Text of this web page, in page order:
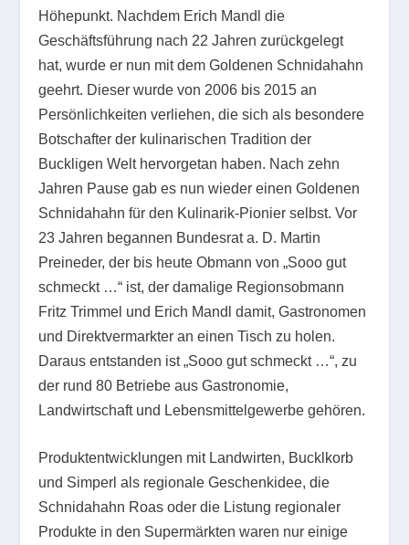
Höhepunkt. Nachdem Erich Mandl die
Geschäftsführung nach 22 Jahren zurückgelegt
hat, wurde er nun mit dem Goldenen Schnidahahn
geehrt. Dieser wurde von 2006 bis 2015 an
Persönlichkeiten verliehen, die sich als besondere
Botschafter der kulinarischen Tradition der
Buckligen Welt hervorgetan haben. Nach zehn
Jahren Pause gab es nun wieder einen Goldenen
Schnidahahn für den Kulinarik-Pionier selbst. Vor
23 Jahren begannen Bundesrat a. D. Martin
Preineder, der bis heute Obmann von „Sooo gut
schmeckt …“ ist, der damalige Regionsobmann
Fritz Trimmel und Erich Mandl damit, Gastronomen
und Direktvermarkter an einen Tisch zu holen.
Daraus entstanden ist „Sooo gut schmeckt …“, zu
der rund 80 Betriebe aus Gastronomie,
Landwirtschaft und Lebensmittelgewerbe gehören.
Produktentwicklungen mit Landwirten, Bucklkorb
und Simperl als regionale Geschenk­idee, die
Schnidahahn Roas oder die Listung regionaler
Produkte in den Supermärkten waren nur einige